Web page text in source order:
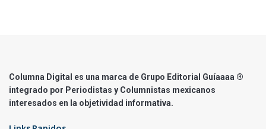
Columna Digital es una marca de Grupo Editorial Guíaaaa ®
integrado por Periodistas y Columnistas mexicanos
interesados en la objetividad informativa.